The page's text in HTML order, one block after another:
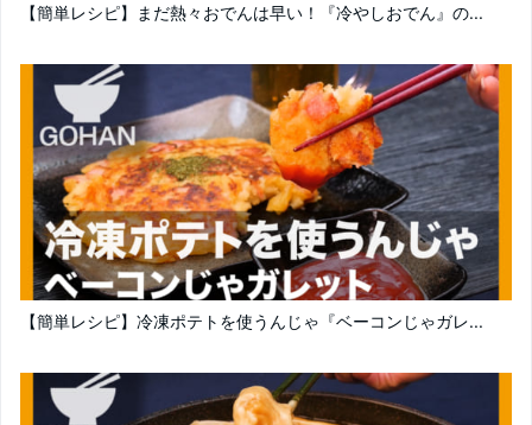
【簡単レシピ】まだ熱々おでんは早い！『冷やしおでん』の...
【簡単レシピ】冷凍ポテトを使うんじゃ『ベーコンじゃガレ...